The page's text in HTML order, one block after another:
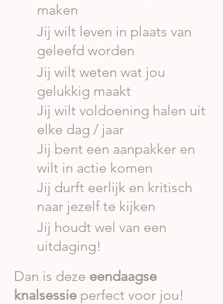
maken
Jij wilt leven in plaats van
geleefd worden
Jij wilt weten wat jou
gelukkig maakt
Jij wilt voldoening halen uit
elke dag / jaar
Jij bent een aanpakker en
wilt in actie komen
Jij durft eerlijk en kritisch
naar jezelf te kijken
Jij houdt wel van een
uitdaging!
Dan is deze eendaagse
knalsessie perfect voor jou!